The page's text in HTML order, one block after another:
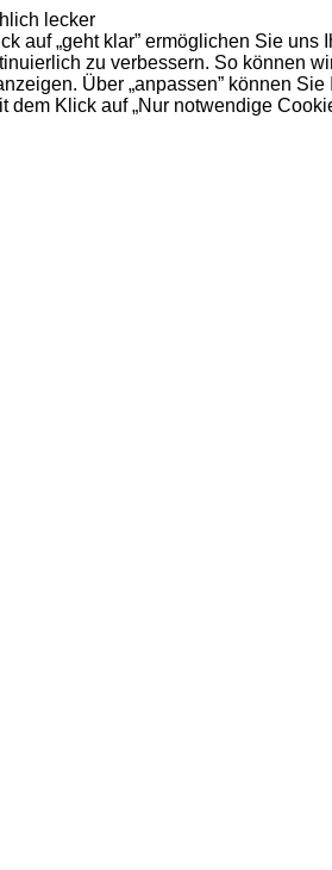
lecker
auf „geht klar” ermöglichen Sie
zu verbessern. So können
Über „anpassen” können
dem Klick auf „Nur notwendige